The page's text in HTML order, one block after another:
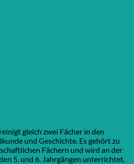
gleich zwei Fächer in den
und Geschichte. Es gehört zu
Fächern und wird an der
5. und 6. Jahrgängen unterrichtet.